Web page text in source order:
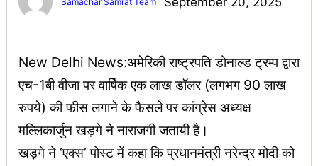
New Delhi News:अमेरिकी राष्ट्रपति डोनाल्ड ट्रम्प द्वारा
एच-1बी वीजा पर वार्षिक एक लाख डॉलर (लगभग 90 लाख
रुपये) की फीस लगाने के फैसले पर कांग्रेस अध्यक्ष
मल्लिकार्जुन खड़गे ने नाराजगी जतायी है।
खड़गे ने ‘एक्स’ पोस्ट में कहा कि प्रधानमंत्री नरेन्द्र मोदी को